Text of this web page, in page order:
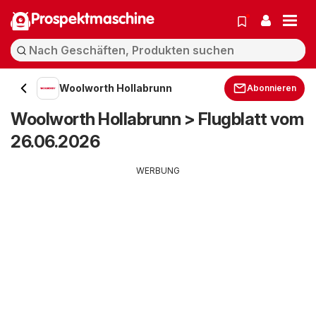
Prospektmaschine
Woolworth Hollabrunn Abonnieren
Woolworth Hollabrunn > Flugblatt vom
26.06.2026
WERBUNG